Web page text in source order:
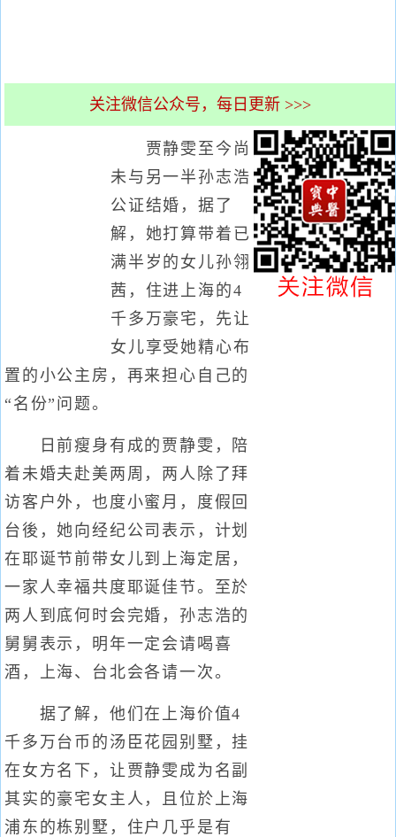
关注微信公众号，每日更新 >>>
贾静雯至今尚
未与另一半孙志浩
公证结婚，据了
解，她打算带着已
满半岁的女儿孙翎
茜，住进上海的4
千多万豪宅，先让
女儿享受她精心布
置的小公主房，再来担心自己的
“名份”问题。
日前瘦身有成的贾静雯，陪
着未婚夫赴美两周，两人除了拜
访客户外，也度小蜜月，度假回
台後，她向经纪公司表示，计划
在耶诞节前带女儿到上海定居，
一家人幸福共度耶诞佳节。至於
两人到底何时会完婚，孙志浩的
舅舅表示，明年一定会请喝喜
酒，上海、台北会各请一次。
据了解，他们在上海价值4
千多万台币的汤臣花园别墅，挂
在女方名下，让贾静雯成为名副
其实的豪宅女主人，且位於上海
浦东的栋别墅，住户几乎是有